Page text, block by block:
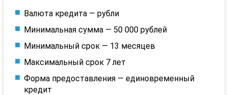
Валюта кредита — рубли
Минимальная сумма — 50 000 рублей
Минимальный срок — 13 месяцев
Максимальный срок 7 лет
Форма предоставления — единовременный
кредит